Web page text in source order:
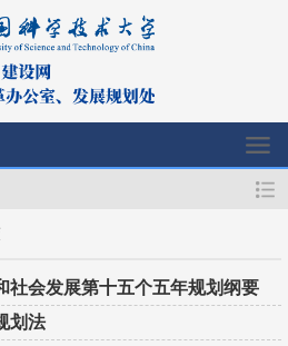
社会发展第十五个五年规划纲要
划法